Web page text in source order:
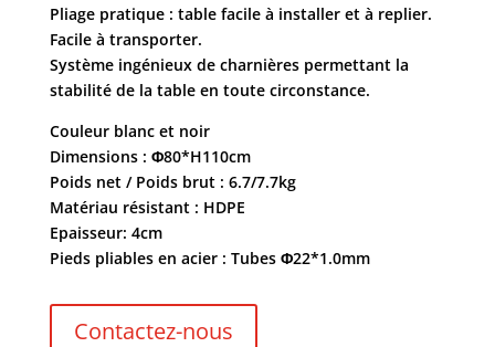
Pliage pratique : table facile à installer et à replier.
Facile à transporter.
Système ingénieux de charnières permettant la
stabilité de la table en toute circonstance.
Couleur blanc et noir
Dimensions : Φ80*H110cm
Poids net / Poids brut : 6.7/7.7kg
Matériau résistant : HDPE
Epaisseur: 4cm
Pieds pliables en acier : Tubes Φ22*1.0mm
Contactez-nous